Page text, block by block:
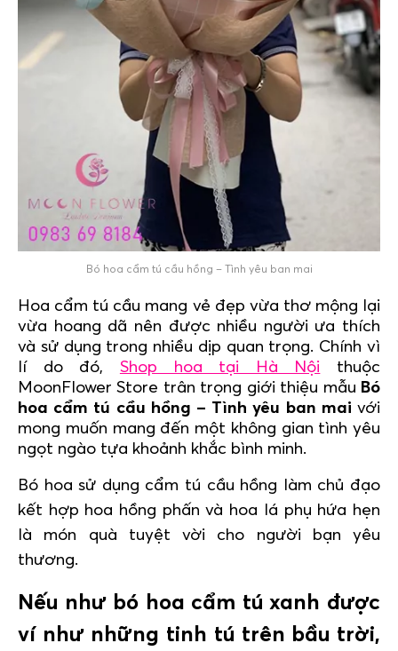
Bó hoa cẩm tú cầu hồng – Tình yêu ban mai
Hoa cẩm tú cầu mang vẻ đẹp vừa thơ mộng lại
vừa hoang dã nên được nhiều người ưa thích
và sử dụng trong nhiều dịp quan trọng. Chính vì
lí do đó, Shop hoa tại Hà Nội thuộc
MoonFlower Store trân trọng giới thiệu mẫu Bó
hoa cẩm tú cầu hồng – Tình yêu ban mai với
mong muốn mang đến một không gian tình yêu
ngọt ngào tựa khoảnh khắc bình minh.
Bó hoa sử dụng cẩm tú cầu hồng làm chủ đạo
kết hợp hoa hồng phấn và hoa lá phụ hứa hẹn
là món quà tuyệt vời cho người bạn yêu
thương.
Nếu như bó hoa cẩm tú xanh được
ví như những tinh tú trên bầu trời,